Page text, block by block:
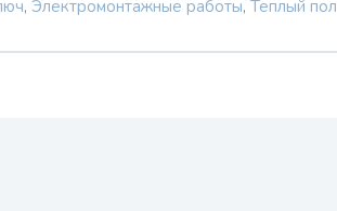
, Электромонтажные работы, Теплый пол